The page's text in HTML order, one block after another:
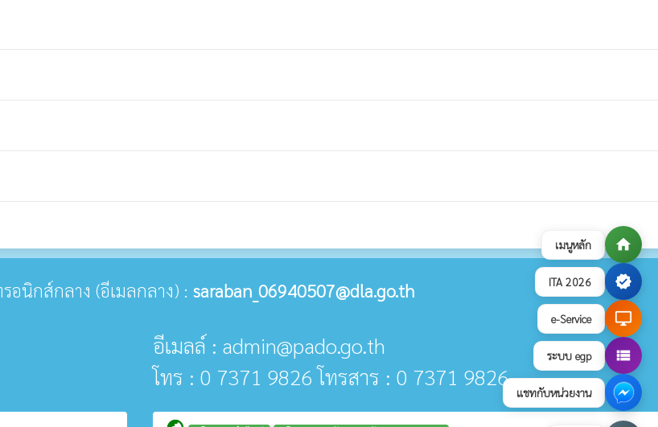
เมนูหลัก home
ITA 2026 verified
e-Service desktop_windows
ระบบ egp view_list
แชทกับหน่วยงาน
อนิกส์กลาง (อีเมลกลาง) : saraban_06940507@dla.go.th
อีเมลล์ : admin@pado.go.th
โทร : 0 7371 9826 โทรสาร : 0 7371 9826